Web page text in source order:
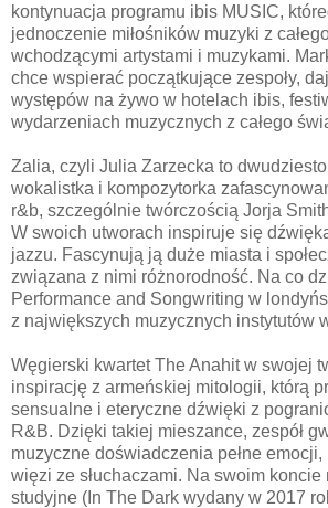
kontynuacja programu ibis MUSIC,
jednoczenie miłośników muzyki z
wchodzącymi artystami i muzykami.
chce wspierać początkujące zespoły,
występów na żywo w hotelach ibis,
wydarzeniach muzycznych z całego
Zalia, czyli Julia Zarzecka to
wokalistka i kompozytorka
r&b, szczególnie twórczością Jorja
W swoich utworach inspiruje się
jazzu. Fascynują ją duże miasta i
związana z nimi różnorodność. Na co
Performance and Songwriting w
z największych muzycznych instytutów
Węgierski kwartet The Anahit w swojej
inspirację z armeńskiej mitologii, którą
sensualne i eteryczne dźwięki z
R&B. Dzięki takiej mieszance, zespół
muzyczne doświadczenia pełne
więzi ze słuchaczami. Na swoim koncie
studyjne (In The Dark wydany w 2017